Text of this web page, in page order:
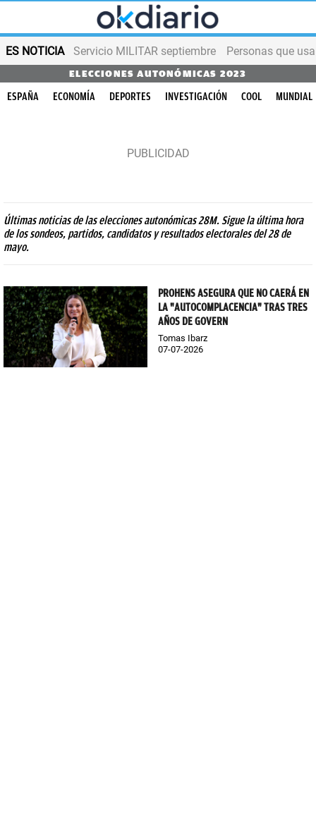
ES NOTICIA Servicio MILITAR septiembre Personas que
ELECCIONES AUTONÓMICAS 2023
ESPAÑA ECONOMÍA DEPORTES INVESTIGACIÓN COOL MUNDIAL
Últimas noticias de las elecciones autonómicas 28M. Sigue la última hora
de los sondeos, partidos, candidatos y resultados electorales del 28 de
mayo.
PROHENS ASEGURA QUE NO CAERÁ EN
LA "AUTOCOMPLACENCIA" TRAS TRES
AÑOS DE GOVERN
Tomas Ibarz
07-07-2026